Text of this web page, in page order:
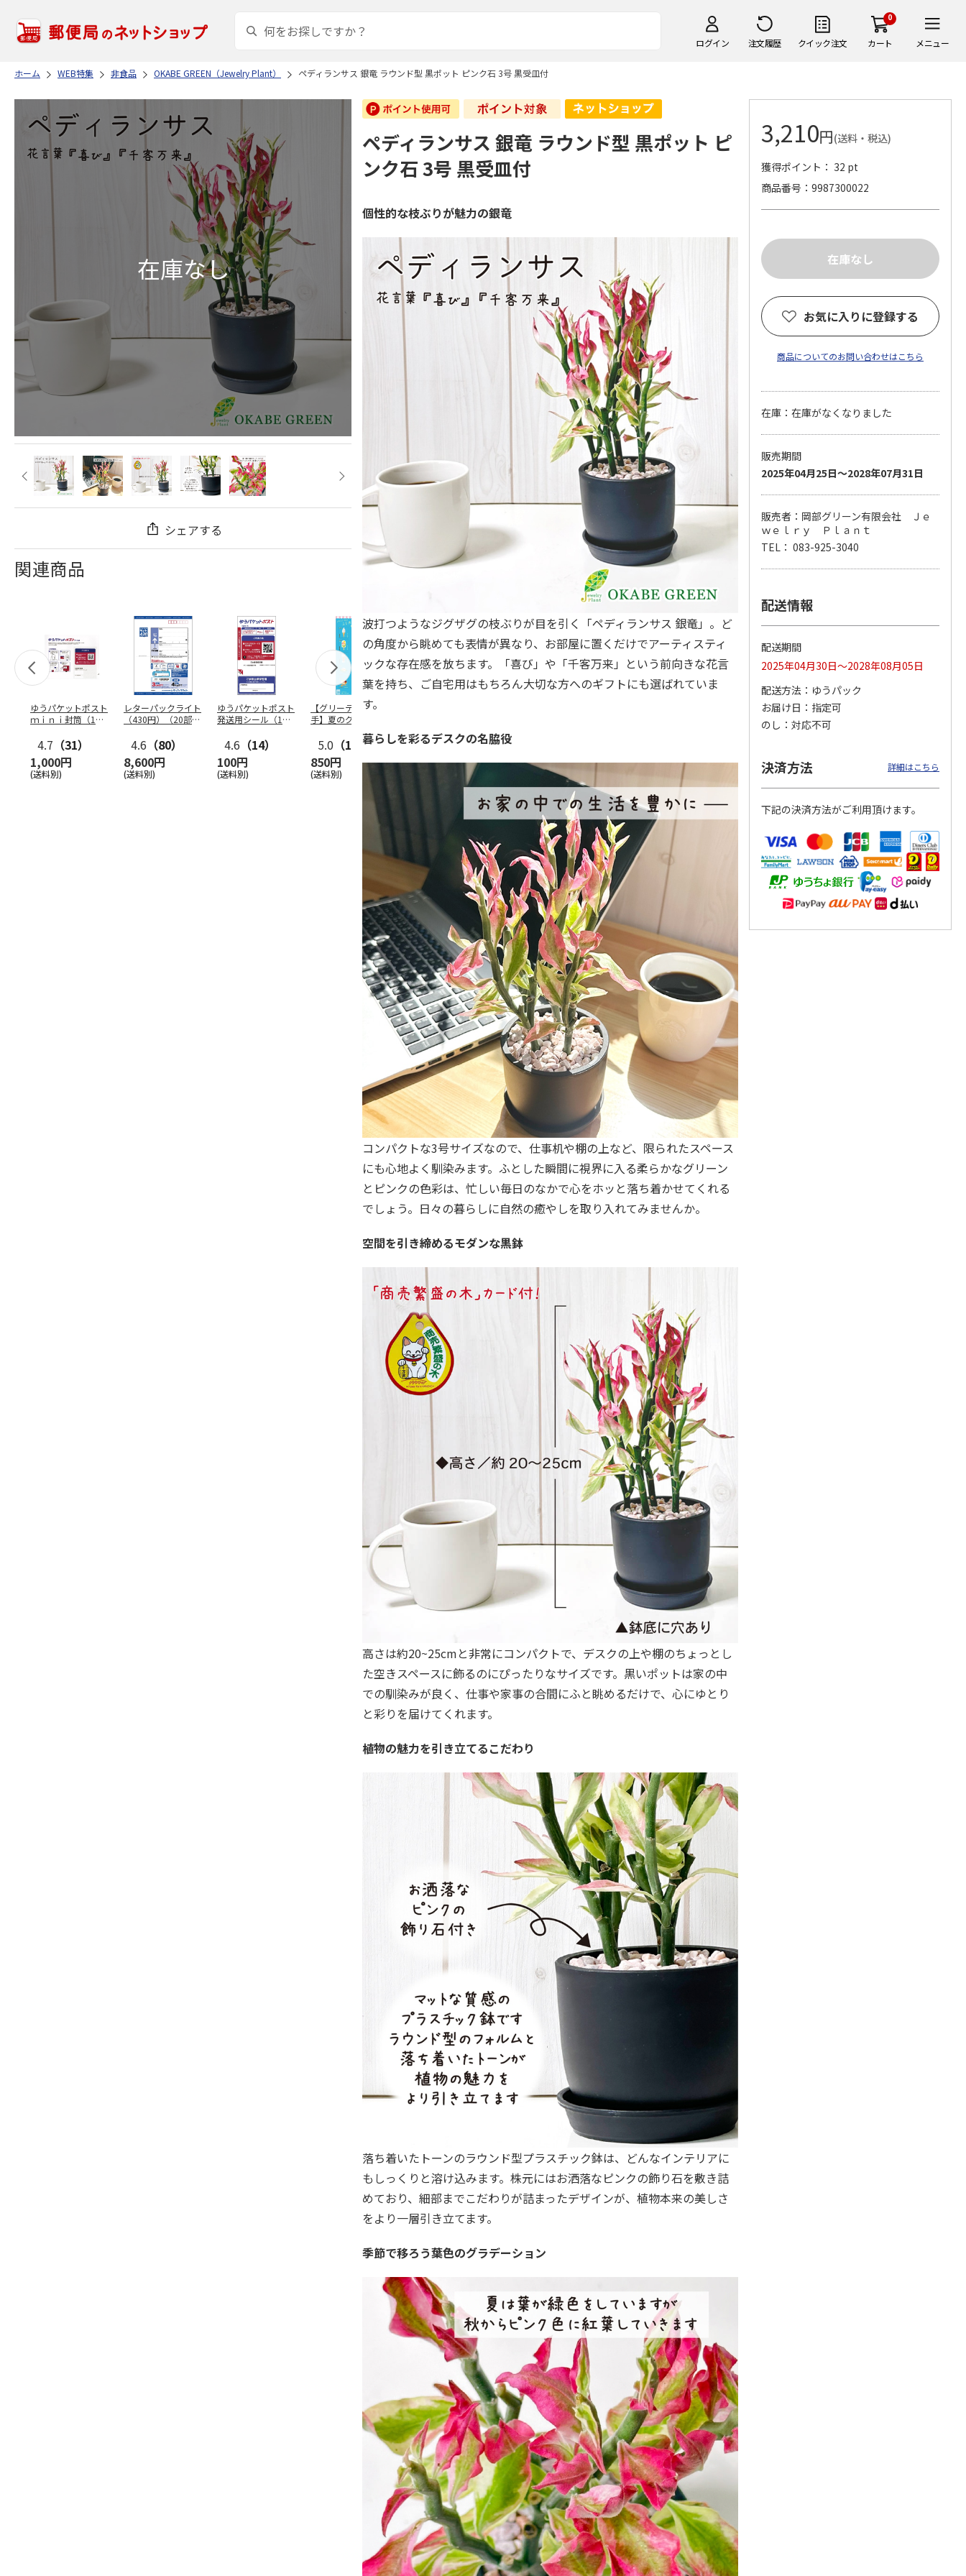
ログイン 注文履歴 クイック注文
0
カート メニュー
ホーム WEB特集 非食品 OKABE GREEN（Jewelry Plant） ペディランサス 銀竜 ラウンド型 黒ポット ピンク石 3号 黒受皿付
シェアする
関連商品
ゆうパケットポスト
ｍｉｎｉ封筒（1個
4.7 （31）
1,000円
(送料別)
レターパックライト
（430円）（20部セ
4.6 （80）
8,600円
(送料別)
ゆうパケットポスト
発送用シール（1個
4.6 （14）
100円
(送料別)
【グリーティング切
手】夏のグリーティ
5.0 （10）
850円
(送料別)
ング（110円）
5.0（17）
1,100円
ット）
4.8
12,000円
3,780円
(送料・税込)
1,100円
【グリーティング切
手】グリーティング
（シンプル）（110
5,500円
(送料別)
11,000円
(送料別)
ペディランサス 銀竜 ラウンド型 黒ポット ピ
ンク石 3号 黒受皿付
個性的な枝ぶりが魅力の銀竜
波打つようなジグザグの枝ぶりが目を引く「ペディランサス 銀竜」。ど
の角度から眺めても表情が異なり、お部屋に置くだけでアーティスティ
ックな存在感を放ちます。「喜び」や「千客万来」という前向きな花言
葉を持ち、ご自宅用はもちろん大切な方へのギフトにも選ばれていま
す。
暮らしを彩るデスクの名脇役
コンパクトな3号サイズなので、仕事机や棚の上など、限られたスペース
にも心地よく馴染みます。ふとした瞬間に視界に入る柔らかなグリーン
とピンクの色彩は、忙しい毎日のなかで心をホッと落ち着かせてくれる
でしょう。日々の暮らしに自然の癒やしを取り入れてみませんか。
空間を引き締めるモダンな黒鉢
高さは約20~25cmと非常にコンパクトで、デスクの上や棚のちょっとし
た空きスペースに飾るのにぴったりなサイズです。黒いポットは家の中
での馴染みが良く、仕事や家事の合間にふと眺めるだけで、心にゆとり
と彩りを届けてくれます。
植物の魅力を引き立てるこだわり
落ち着いたトーンのラウンド型プラスチック鉢は、どんなインテリアに
もしっくりと溶け込みます。株元にはお洒落なピンクの飾り石を敷き詰
めており、細部までこだわりが詰まったデザインが、植物本来の美しさ
をより一層引き立てます。
季節で移ろう葉色のグラデーション
3,210円(送料・税込)
獲得ポイント： 32 pt
商品番号
9987300022
お気に入りに登録する
商品についてのお問い合わせはこちら
在庫：在庫がなくなりました
販売期間
2025年04月25日～2028年07月31日
販売者：岡部グリーン有限会社 Ｊｅ
ｗｅｌｒｙ Ｐｌａｎｔ
TEL： 083-925-3040
配送情報
配送期間
2025年04月30日～2028年08月05日
配送方法
ゆうパック
お届け日
指定可
のし
対応不可
決済方法 詳細はこちら
下記の決済方法がご利用頂けます。